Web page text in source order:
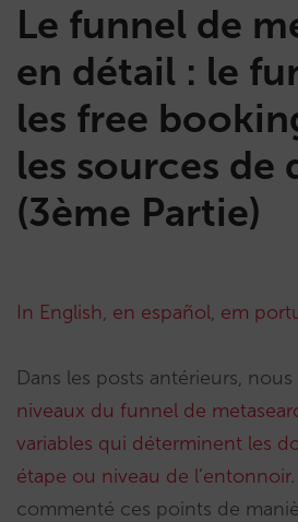
Le funnel de
en détail : le
les free
les sources de
(3ème Partie)
In English, en español, em
Dans les posts antérieurs, nous
niveaux du funnel de
variables qui déterminent les
étape ou niveau de l’entonnoir
commenté ces points de